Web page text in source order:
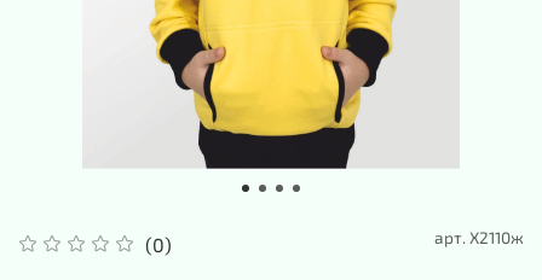
(0) арт. Х2110ж